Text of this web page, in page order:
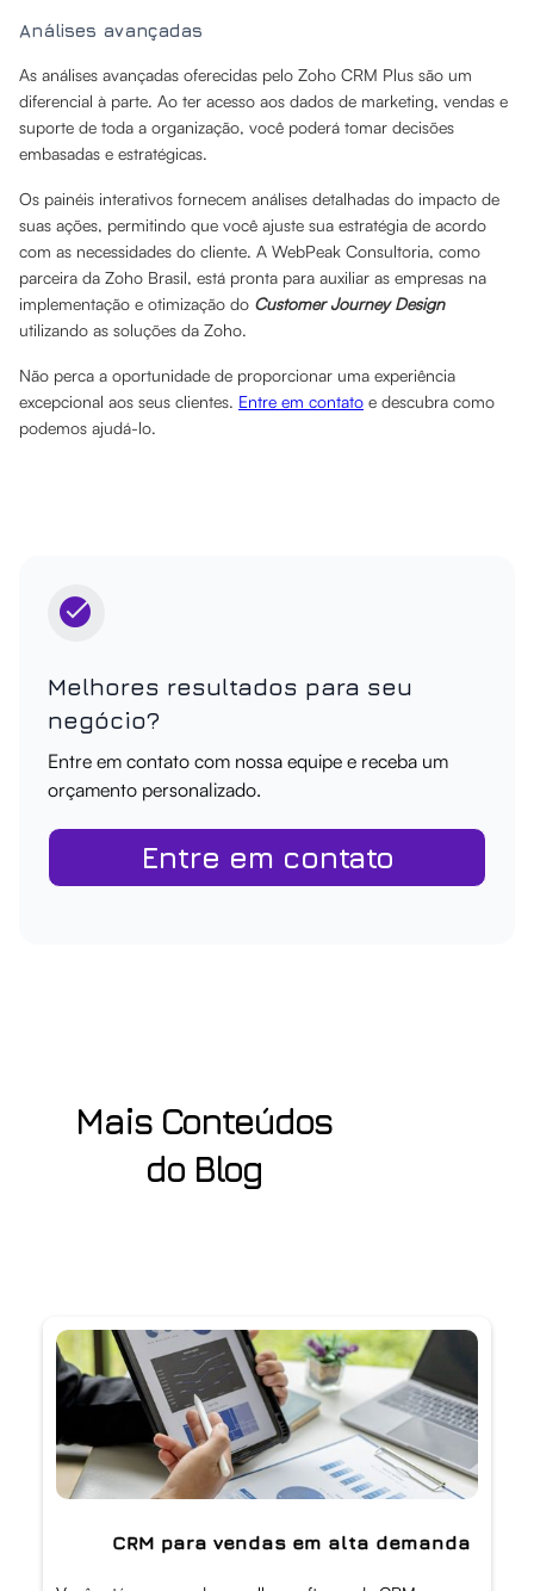
Análises avançadas
As análises avançadas oferecidas pelo Zoho CRM Plus são um
diferencial à parte. Ao ter acesso aos dados de marketing, vendas e
suporte de toda a organização, você poderá tomar decisões
embasadas e estratégicas.
Os painéis interativos fornecem análises detalhadas do impacto de
suas ações, permitindo que você ajuste sua estratégia de acordo
com as necessidades do cliente. A WebPeak Consultoria, como
parceira da Zoho Brasil, está pronta para auxiliar as empresas na
implementação e otimização do Customer Journey Design
utilizando as soluções da Zoho.
Não perca a oportunidade de proporcionar uma experiência
excepcional aos seus clientes. Entre em contato e descubra como
podemos ajudá-lo.
Melhores resultados para seu
negócio?
Entre em contato com nossa equipe e receba um
orçamento personalizado.
Entre em contato
Mais Conteúdos
do Blog
CRM para vendas em alta demanda